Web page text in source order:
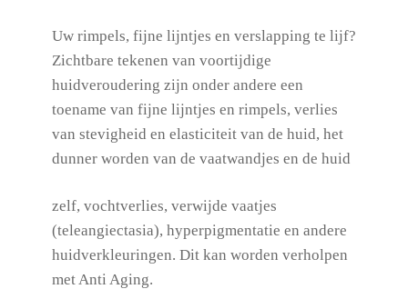
Uw rimpels, fijne lijntjes en verslapping te lijf?
Zichtbare tekenen van voortijdige
huidveroudering zijn onder andere een
toename van fijne lijntjes en rimpels, verlies
van stevigheid en elasticiteit van de huid, het
dunner worden van de vaatwandjes en de huid
zelf, vochtverlies, verwijde vaatjes
(teleangiectasia), hyperpigmentatie en andere
huidverkleuringen. Dit kan worden verholpen
met Anti Aging.